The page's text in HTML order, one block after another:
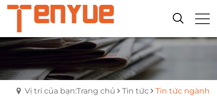
Vị trí của bạn:Trang chủ Tin tức Tin tức ngành